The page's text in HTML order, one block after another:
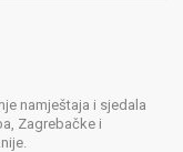
namještaja i sjedala
Zagrebačke i